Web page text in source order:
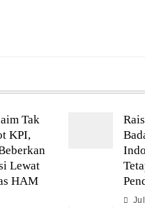
Tak
KPI,
Lewat
HAM